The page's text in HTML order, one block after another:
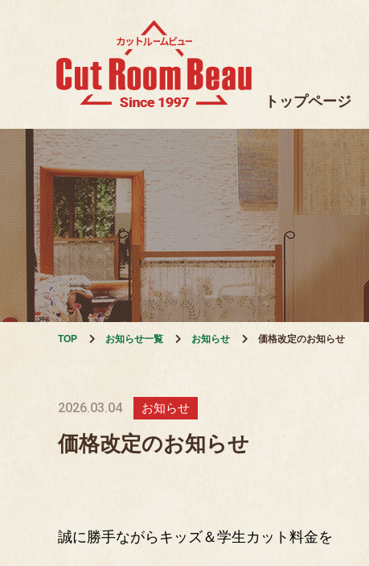
トップページ
TOP お知らせ一覧 お知らせ 価格改定のお知らせ
2026.03.04 お知らせ
価格改定のお知らせ
誠に勝手ながらキッズ＆学生カット料金を